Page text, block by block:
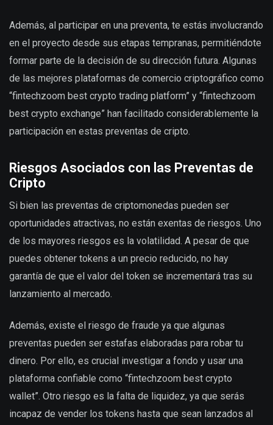
Además, al participar en una preventa, te estás involucrando
en el proyecto desde sus etapas tempranas, permitiéndote
formar parte de la decisión de su dirección futura. Algunas
de las mejores plataformas de comercio criptográfico como
“fintechzoom best crypto trading platform” y “fintechzoom
best crypto exchange” han facilitado considerablemente la
participación en estas preventas de cripto.
Riesgos Asociados con las Preventas de
Cripto
Si bien las preventas de criptomonedas pueden ser
oportunidades atractivas, no están exentas de riesgos. Uno
de los mayores riesgos es la volatilidad. A pesar de que
puedes obtener tokens a un precio reducido, no hay
garantía de que el valor del token se incrementará tras su
lanzamiento al mercado.
Además, existe el riesgo de fraude ya que algunas
preventas pueden ser estafas elaboradas para robar tu
dinero. Por ello, es crucial investigar a fondo y usar una
plataforma confiable como “fintechzoom best crypto
wallet”. Otro riesgo es la falta de liquidez, ya que serás
incapaz de vender los tokens hasta que sean lanzados al